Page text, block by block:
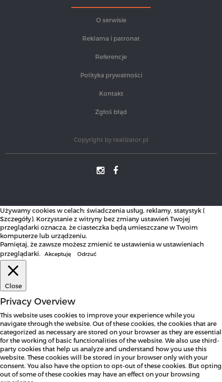
O serwisie
Reklama i patronat
Referencje
Polityka prywatności
Kontakt
Zgłoś błąd
Copyright by realizator.pl
Używamy cookies w celach: świadczenia usług, reklamy, statystyk (
Szczegóły). Korzystanie z witryny bez zmiany ustawień Twojej
przeglądarki oznacza, że ciasteczka będą umieszczane w Twoim
komputerze lub urządzeniu.
Pamiętaj, że zawsze możesz zmienić te ustawienia w ustawieniach
przeglądarki.
Akceptuję Odrzuć
Close
Privacy Overview
This website uses cookies to improve your experience while you
navigate through the website. Out of these cookies, the cookies that are
categorized as necessary are stored on your browser as they are essential
for the working of basic functionalities of the website. We also use third-
party cookies that help us analyze and understand how you use this
website. These cookies will be stored in your browser only with your
consent. You also have the option to opt-out of these cookies. But opting
out of some of these cookies may have an effect on your browsing